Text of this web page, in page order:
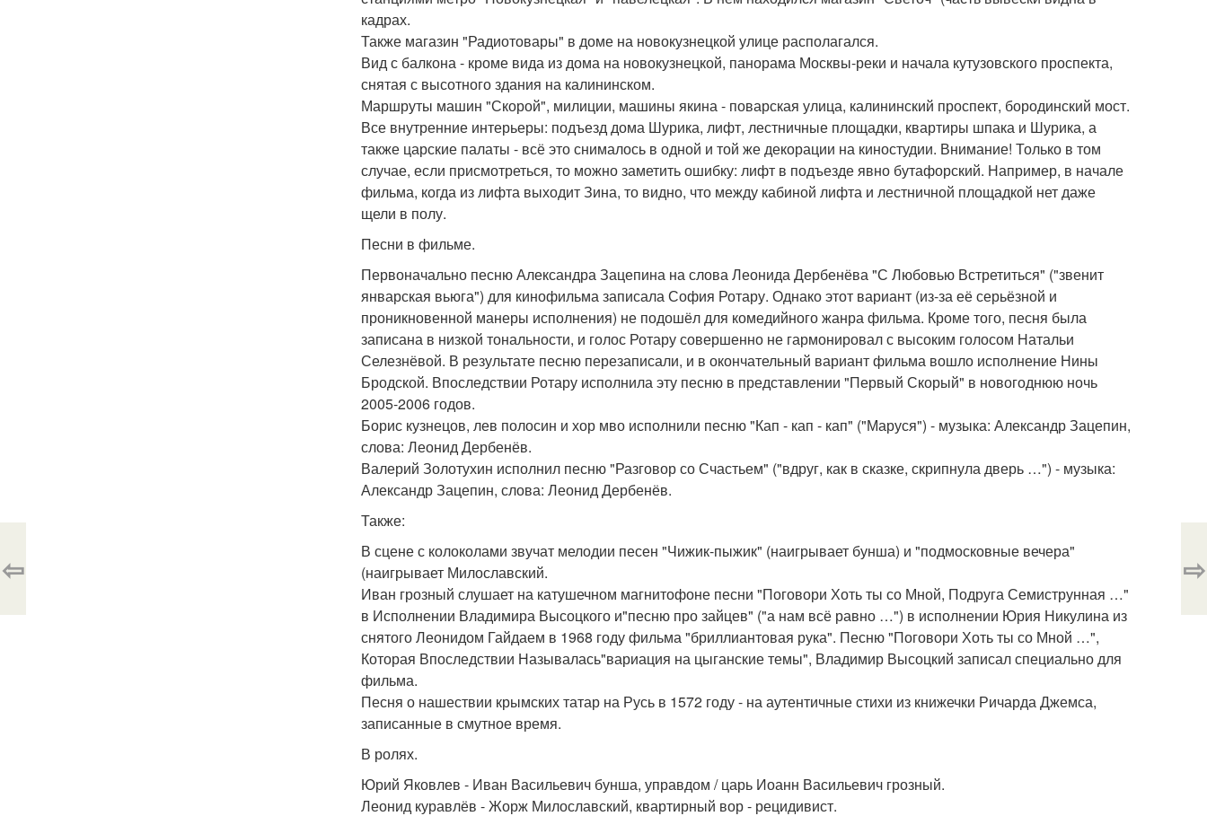
кадрах.
Также магазин "Радиотовары" в доме на новокузнецкой улице располагался.
Вид с балкона - кроме вида из дома на новокузнецкой, панорама Москвы-реки и начала кутузовского проспекта,
снятая с высотного здания на калининском.
Маршруты машин "Скорой", милиции, машины якина - поварская улица, калининский проспект, бородинский мост.
Все внутренние интерьеры: подъезд дома Шурика, лифт, лестничные площадки, квартиры шпака и Шурика, а
также царские палаты - всё это снималось в одной и той же декорации на киностудии. Внимание! Только в том
случае, если присмотреться, то можно заметить ошибку: лифт в подъезде явно бутафорский. Например, в начале
фильма, когда из лифта выходит Зина, то видно, что между кабиной лифта и лестничной площадкой нет даже
щели в полу.
Песни в фильме.
Первоначально песню Александра Зацепина на слова Леонида Дербенёва "С Любовью Встретиться" ("звенит
январская вьюга") для кинофильма записала София Ротару. Однако этот вариант (из-за её серьёзной и
проникновенной манеры исполнения) не подошёл для комедийного жанра фильма. Кроме того, песня была
записана в низкой тональности, и голос Ротару совершенно не гармонировал с высоким голосом Натальи
Селезнёвой. В результате песню перезаписали, и в окончательный вариант фильма вошло исполнение Нины
Бродской. Впоследствии Ротару исполнила эту песню в представлении "Первый Скорый" в новогоднюю ночь
2005-2006 годов.
Борис кузнецов, лев полосин и хор мво исполнили песню "Кап - кап - кап" ("Маруся") - музыка: Александр Зацепин,
слова: Леонид Дербенёв.
Валерий Золотухин исполнил песню "Разговор со Счастьем" ("вдруг, как в сказке, скрипнула дверь …") - музыка:
Александр Зацепин, слова: Леонид Дербенёв.
Также:
В сцене с колоколами звучат мелодии песен "Чижик-пыжик" (наигрывает бунша) и "подмосковные вечера"
(наигрывает Милославский.
Иван грозный слушает на катушечном магнитофоне песни "Поговори Хоть ты со Мной, Подруга Семиструнная …"
в Исполнении Владимира Высоцкого и"песню про зайцев" ("а нам всё равно …") в исполнении Юрия Никулина из
снятого Леонидом Гайдаем в 1968 году фильма "бриллиантовая рука". Песню "Поговори Хоть ты со Мной …",
Которая Впоследствии Называлась"вариация на цыганские темы", Владимир Высоцкий записал специально для
фильма.
Песня о нашествии крымских татар на Русь в 1572 году - на аутентичные стихи из книжечки Ричарда Джемса,
записанные в смутное время.
В ролях.
Юрий Яковлев - Иван Васильевич бунша, управдом / царь Иоанн Васильевич грозный.
Леонид куравлёв - Жорж Милославский, квартирный вор - рецидивист.
⇦ ⇨